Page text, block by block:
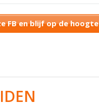
FB en blijf op de hoogte